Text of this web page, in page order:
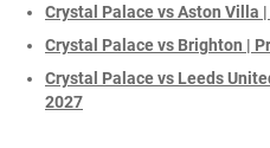
Crystal Palace vs Aston Villa
Crystal Palace vs Brighton |
Crystal Palace vs Leeds
2027